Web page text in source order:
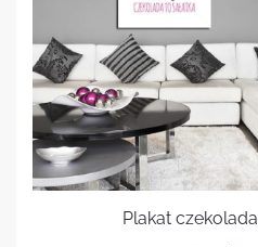
Plakat czekolada